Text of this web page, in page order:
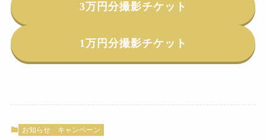
3万円分撮影チケット
1万円分撮影チケット
お知らせ キャンペーン